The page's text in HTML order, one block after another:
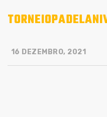
16 DEZEMBRO, 2021